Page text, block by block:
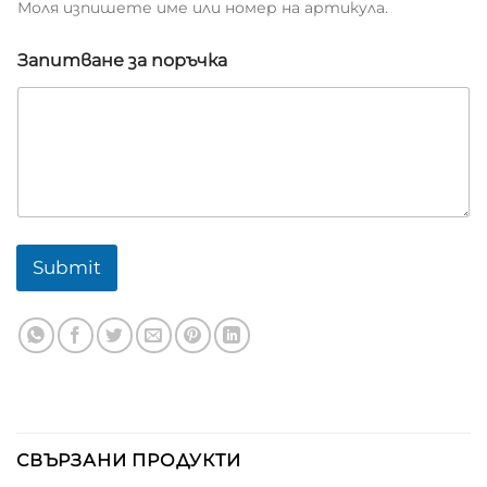
Моля изпишете име или номер на артикула.
Запитване за поръчка
Submit
СВЪРЗАНИ ПРОДУКТИ